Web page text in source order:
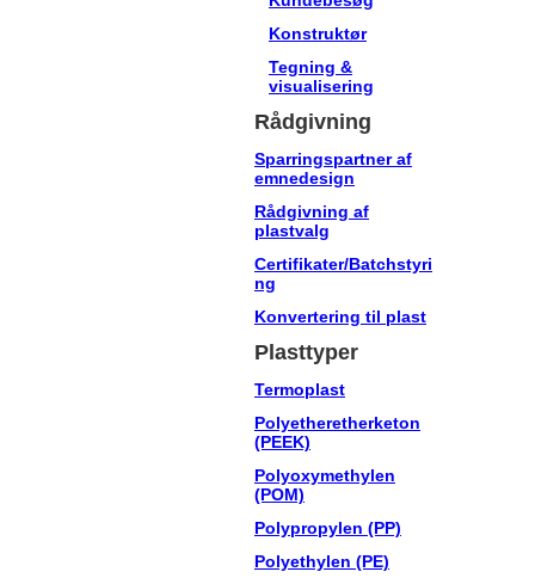
Konstruktør
Tegning &
visualisering
Rådgivning
Sparringspartner af
emnedesign
Rådgivning af
plastvalg
Certifikater/Batchstyri
ng
Konvertering til plast
Plasttyper
Termoplast
Polyetheretherketon
(PEEK)
Polyoxymethylen
(POM)
Polypropylen (PP)
Polyethylen (PE)